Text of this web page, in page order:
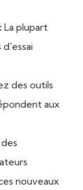
La plupart
des outils
aux
nouveaux